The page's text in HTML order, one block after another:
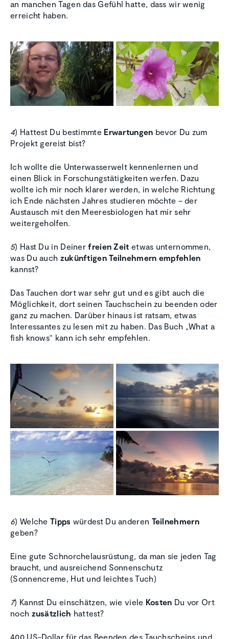
an manchen Tagen das Gefühl hatte, dass wir wenig
erreicht haben.
4) Hattest Du bestimmte Erwartungen bevor Du zum
Projekt gereist bist?
Ich wollte die Unterwasserwelt kennenlernen und
einen Blick in Forschungstätigkeiten werfen. Dazu
wollte ich mir noch klarer werden, in welche Richtung
ich Ende nächsten Jahres studieren möchte – der
Austausch mit den Meeresbiologen hat mir sehr
weitergeholfen.
5) Hast Du in Deinerfreien Zeit etwas unternommen,
was Du auch zukünftigen Teilnehmern empfehlen
kannst?
Das Tauchen dort war sehr gut und es gibt auch die
Möglichkeit, dort seinen Tauchschein zu beenden oder
ganz zu machen. Darüber hinaus ist ratsam, etwas
Interessantes zu lesen mit zu haben. Das Buch „What a
fish knows“ kann ich sehr empfehlen.
6) WelcheTipps würdest Du anderen Teilnehmern
geben?
Eine gute Schnorchelausrüstung, da man sie jeden Tag
braucht, und ausreichend Sonnenschutz
(Sonnencreme, Hut und leichtes Tuch)
7) Kannst Du einschätzen, wie viele Kosten Du vor Ort
noch zusätzlich hattest?
400 US-Dollar für das Beenden des Tauchscheins und